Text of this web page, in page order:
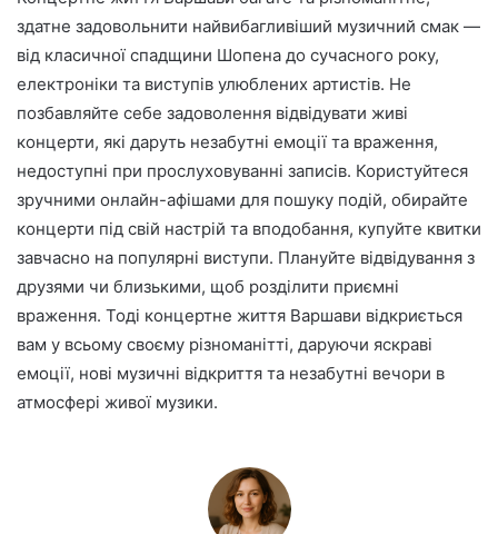
здатне задовольнити найвибагливіший музичний смак —
від класичної спадщини Шопена до сучасного року,
електроніки та виступів улюблених артистів. Не
позбавляйте себе задоволення відвідувати живі
концерти, які даруть незабутні емоції та враження,
недоступні при прослуховуванні записів. Користуйтеся
зручними онлайн-афішами для пошуку подій, обирайте
концерти під свій настрій та вподобання, купуйте квитки
завчасно на популярні виступи. Плануйте відвідування з
друзями чи близькими, щоб розділити приємні
враження. Тоді концертне життя Варшави відкриється
вам у всьому своєму різноманітті, даруючи яскраві
емоції, нові музичні відкриття та незабутні вечори в
атмосфері живої музики.